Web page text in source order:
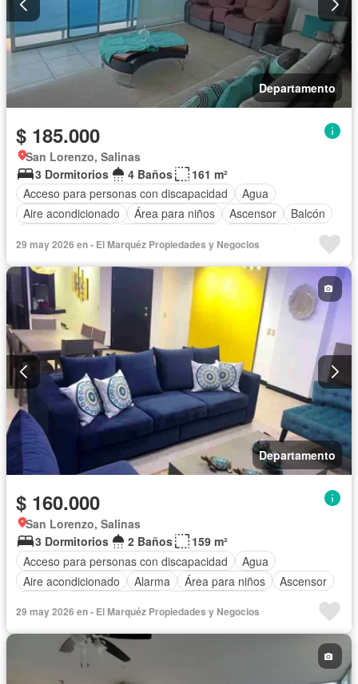
Departamento
$ 185.000
San Lorenzo, Salinas
3 Dormitorios
4 Baños
161 m²
Acceso para personas con discapacidad
Agua
Aire acondicionado
Área para niños Ascensor
Balcón
Estacionamiento
Garita de guardianía Jacuzzi
Piscina
Conserje Seguridad
Terraza
Vista panorámica
Completamente amoblado
29 may 2026 en - El Marquéz Propiedades y Negocios
Departamento
$ 160.000
San Lorenzo, Salinas
3 Dormitorios
2 Baños
159 m²
Acceso para personas con discapacidad
Agua
Aire acondicionado
Alarma Área para niños
Ascensor
Electricidad
Estacionamiento
Garita de guardianía
Patio Piscina
Seguridad
Vista panorámica
29 may 2026 en - El Marquéz Propiedades y Negocios